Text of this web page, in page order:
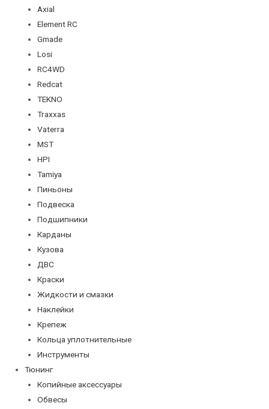
Axial
Element RC
Gmade
Losi
RC4WD
Redcat
TEKNO
Traxxas
Vaterra
MST
HPI
Tamiya
Пиньоны
Подвеска
Подшипники
Карданы
Кузова
ДВС
Краски
Жидкости и смазки
Наклейки
Крепеж
Кольца уплотнительные
Инструменты
Тюнинг
Копийные аксессуары
Обвесы